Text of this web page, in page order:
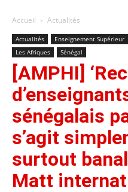
Accueil Actualités
Actualités Enseignement Supérieur
Les Afriques
Sénégal
[AMPHI]
sénégalais
s’agit
surtout
Matt